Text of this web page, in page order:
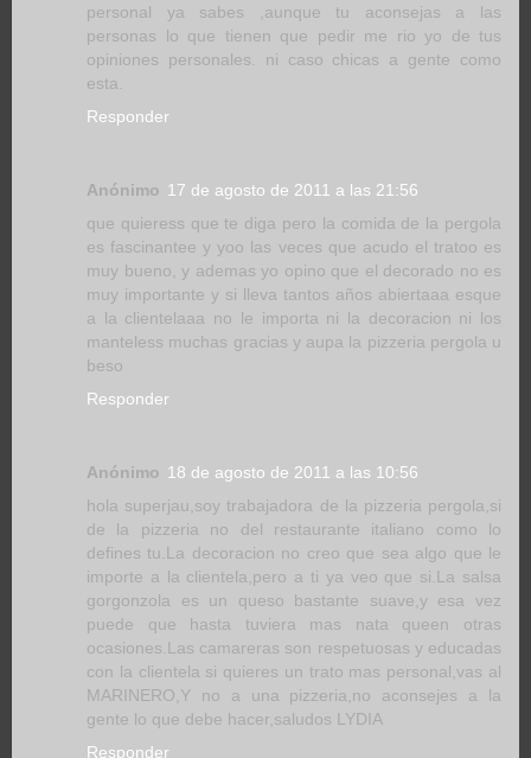
personal ya sabes ,aunque tu aconsejas a las
personas lo que tienen que pedir me rio yo de tus
opiniones personales. ni caso chicas a gente como
esta.
Responder
Anónimo 17 de agosto de 2011 a las 21:56
que quieress que te diga pero la comida de la pergola
es fascinantee y yoo las veces que acudo el tratoo es
muy bueno, y ademas yo opino que el decorado no es
muy importante y si lleva tantos años abiertaaa esque
a la clientelaaa no le importa ni la decoracion ni los
manteless muchas gracias y aupa la pizzeria pergola u
beso
Responder
Anónimo 18 de agosto de 2011 a las 10:56
hola superjau,soy trabajadora de la pizzeria pergola,si
de la pizzeria no del restaurante italiano como lo
defines tu.La decoracion no creo que sea algo que le
importe a la clientela,pero a ti ya veo que si.La salsa
gorgonzola es un queso bastante suave,y esa vez
puede que hasta tuviera mas nata queen otras
ocasiones.Las camareras son respetuosas y educadas
con la clientela si quieres un trato mas personal,vas al
MARINERO,Y no a una pizzeria,no aconsejes a la
gente lo que debe hacer,saludos LYDIA
Responder